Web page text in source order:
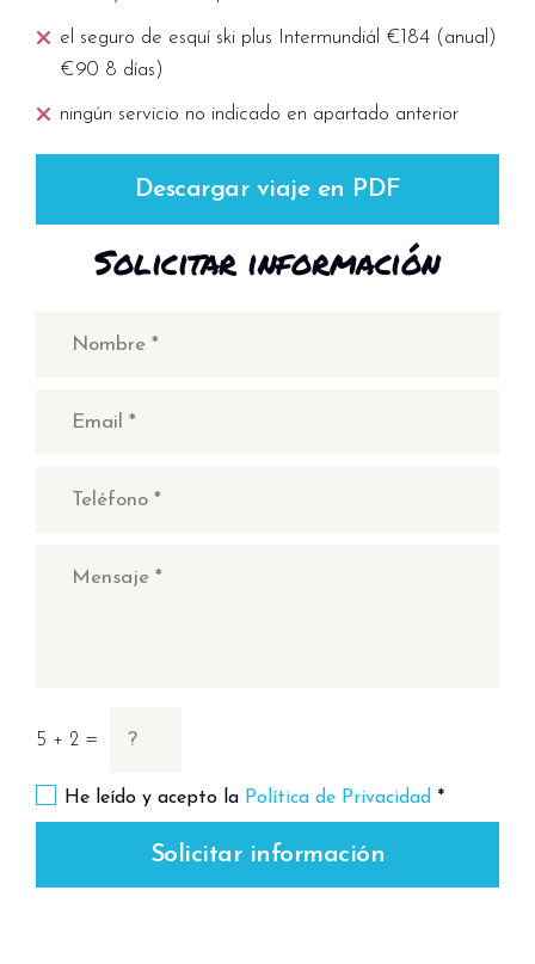
el seguro de esquí ski plus Intermundiál €184 (anual)
€90 8 días)
ningún servicio no indicado en apartado anterior
Descargar viaje en PDF
Solicitar información
5 + 2 =
He leído y acepto la Política de Privacidad *
Solicitar información